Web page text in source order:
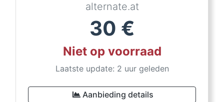
alternate.at
30 €
Niet op voorraad
Laatste update: 2 uur geleden
Aanbieding details